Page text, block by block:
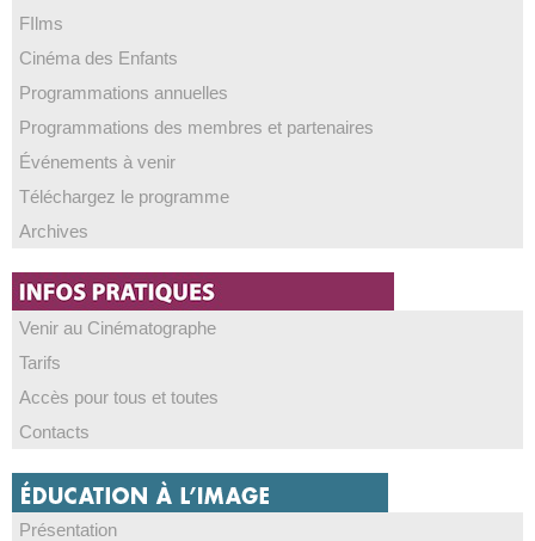
FIlms
Cinéma des Enfants
Programmations annuelles
Programmations des membres et partenaires
Événements à venir
Téléchargez le programme
Archives
Venir au Cinématographe
Tarifs
Accès pour tous et toutes
Contacts
Présentation